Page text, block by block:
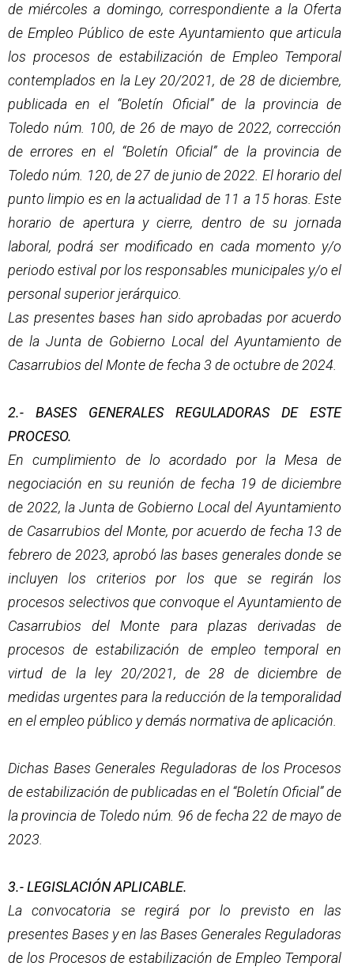
de miércoles a domingo, correspondiente a la Oferta
de Empleo Público de este Ayuntamiento que articula
los procesos de estabilización de Empleo Temporal
contemplados en la Ley 20/2021, de 28 de diciembre,
publicada en el “Boletín Oficial” de la provincia de
Toledo núm. 100, de 26 de mayo de 2022, corrección
de errores en el “Boletín Oficial” de la provincia de
Toledo núm. 120, de 27 de junio de 2022. El horario del
punto limpio es en la actualidad de 11 a 15 horas. Este
horario de apertura y cierre, dentro de su jornada
laboral, podrá ser modificado en cada momento y/o
periodo estival por los responsables municipales y/o el
personal superior jerárquico.
Las presentes bases han sido aprobadas por acuerdo
de la Junta de Gobierno Local del Ayuntamiento de
Casarrubios del Monte de fecha 3 de octubre de 2024.
2.- BASES GENERALES REGULADORAS DE ESTE
PROCESO.
En cumplimiento de lo acordado por la Mesa de
negociación en su reunión de fecha 19 de diciembre
de 2022, la Junta de Gobierno Local del Ayuntamiento
de Casarrubios del Monte, por acuerdo de fecha 13 de
febrero de 2023, aprobó las bases generales donde se
incluyen los criterios por los que se regirán los
procesos selectivos que convoque el Ayuntamiento de
Casarrubios del Monte para plazas derivadas de
procesos de estabilización de empleo temporal en
virtud de la ley 20/2021, de 28 de diciembre de
medidas urgentes para la reducción de la temporalidad
en el empleo público y demás normativa de aplicación.
Dichas Bases Generales Reguladoras de los Procesos
de estabilización de publicadas en el “Boletín Oficial” de
la provincia de Toledo núm. 96 de fecha 22 de mayo de
2023.
3.- LEGISLACIÓN APLICABLE.
La convocatoria se regirá por lo previsto en las
presentes Bases y en las Bases Generales Reguladoras
de los Procesos de estabilización de Empleo Temporal